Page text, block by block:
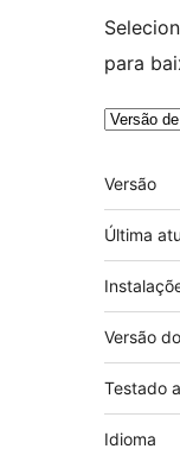
para
Meta
Versão
Última
Versão
Testado
Idioma